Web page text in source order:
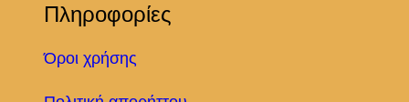
Πληροφορίες
Όροι χρήσης